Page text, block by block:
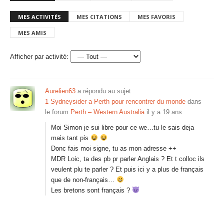
MES ACTIVITÉS MES CITATIONS MES FAVORIS
MES AMIS
Afficher par activité:
Aurelien63 a répondu au sujet
1 Sydneysider a Perth pour rencontrer du monde dans
le forum Perth – Western Australia il y a 19 ans
Moi Simon je sui libre pour ce we…tu le sais deja
mais tant pis
Donc fais moi signe, tu as mon adresse ++
MDR Loic, ta des pb pr parler Anglais ? Et t colloc ils
veulent plu te parler ? Et puis ici y a plus de français
que de non-français…
Les bretons sont français ?